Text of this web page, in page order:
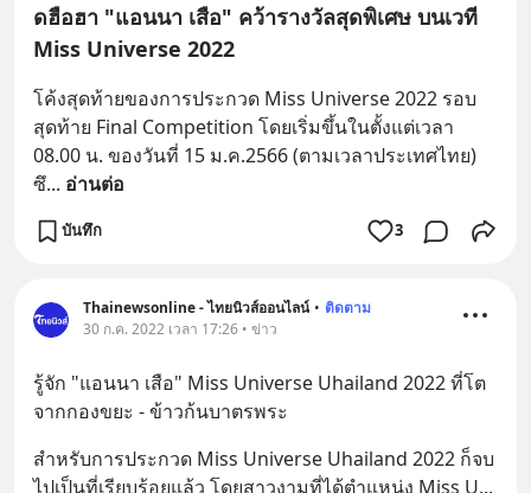
ดฮือฮา "แอนนา เสือ" คว้ารางวัลสุดพิเศษ บนเวที
Miss Universe 2022
โค้งสุดท้ายของการประกวด Miss Universe 2022 รอบ
สุดท้าย Final Competition โดยเริ่มขึ้นในตั้งแต่เวลา
08.00 น. ของวันที่ 15 ม.ค.2566 (ตามเวลาประเทศไทย)
ซึ... อ่านต่อ
บันทึก 3
Thainewsonline - ไทยนิวส์ออนไลน์ • ติดตาม
30 ก.ค. 2022 เวลา 17:26 • ข่าว
รู้จัก "แอนนา เสือ" Miss Universe Uhailand 2022 ที่โต
จากกองขยะ - ข้าวก้นบาตรพระ
สำหรับการประกวด Miss Universe Uhailand 2022 ก็จบ
ไปเป็นที่เรียบร้อยแล้ว โดยสาวงามที่ได้ตำแหน่ง Miss U